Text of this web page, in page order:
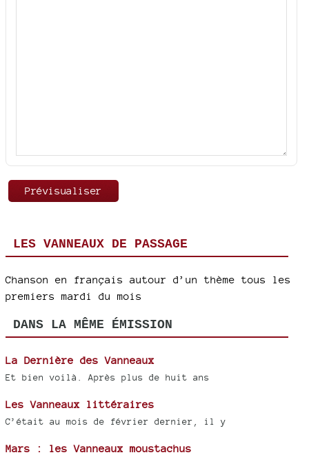
LES VANNEAUX DE PASSAGE
Chanson en français autour d’un thème tous les
premiers mardi du mois
DANS LA MÊME ÉMISSION
La Dernière des Vanneaux
Et bien voilà. Après plus de huit ans
Les Vanneaux littéraires
C’était au mois de février dernier, il y
Mars : les Vanneaux moustachus